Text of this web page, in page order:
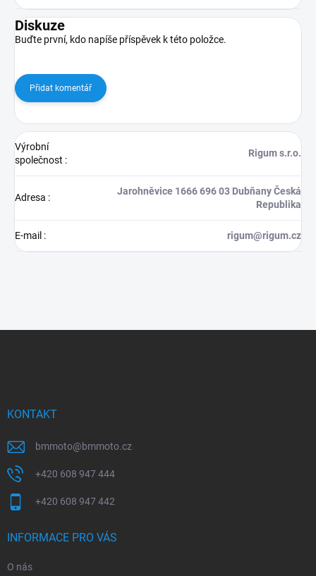
Diskuze
Buďte první, kdo napíše příspěvek k této položce.
Přidat komentář
Výrobní
společnost :
Rigum s.r.o.
Adresa :
Jarohněvice 1666 696 03 Dubňany Česká
Republika
E-mail : rigum@rigum.cz
KONTAKT
bmmoto@bmmoto.cz
+420 608 947 444
+420 608 947 442
INFORMACE PRO VÁS
O nás